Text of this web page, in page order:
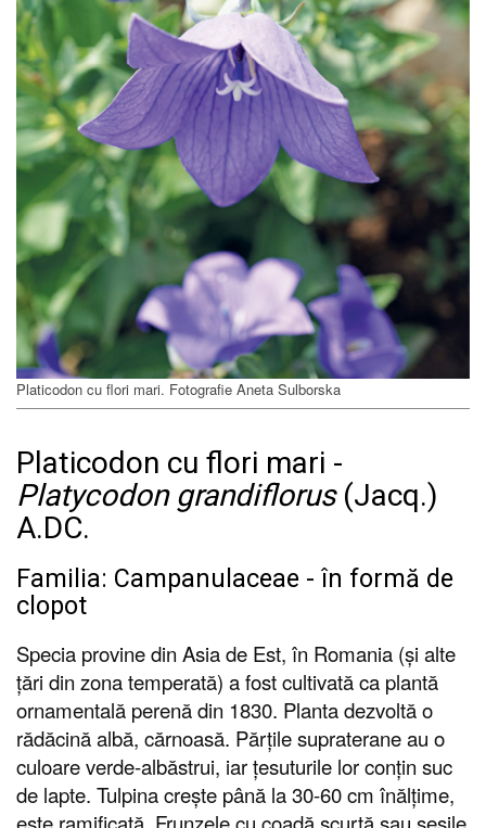
Platicodon cu flori mari. Fotografie Aneta Sulborska
Platicodon cu flori mari -
Platycodon grandiflorus(Jacq.)
A.DC.
Familia: Campanulaceae - în formă de
clopot
Specia provine din Asia de Est, în Romania (și alte
țări din zona temperată) a fost cultivată ca plantă
ornamentală perenă din 1830. Planta dezvoltă o
rădăcină albă, cărnoasă. Părțile supraterane au o
culoare verde-albăstrui, iar țesuturile lor conțin suc
de lapte. Tulpina crește până la 30-60 cm înălțime,